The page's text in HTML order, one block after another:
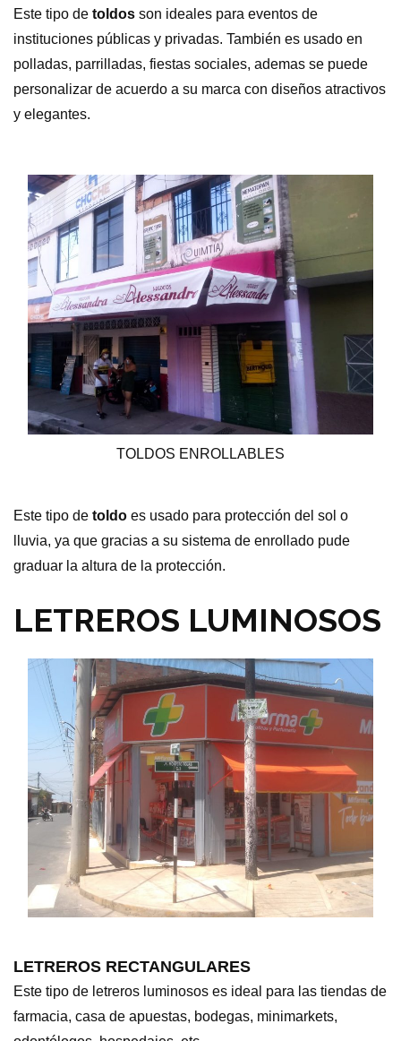
Este tipo de toldos son ideales para eventos de
instituciones públicas y privadas. También es usado en
polladas, parrilladas, fiestas sociales, ademas se puede
personalizar de acuerdo a su marca con diseños atractivos
y elegantes.
TOLDOS ENROLLABLES
Este tipo de toldo es usado para protección del sol o
lluvia, ya que gracias a su sistema de enrollado pude
graduar la altura de la protección.
LETREROS LUMINOSOS
LETREROS RECTANGULARES
Este tipo de letreros luminosos es ideal para las tiendas de
farmacia, casa de apuestas, bodegas, minimarkets,